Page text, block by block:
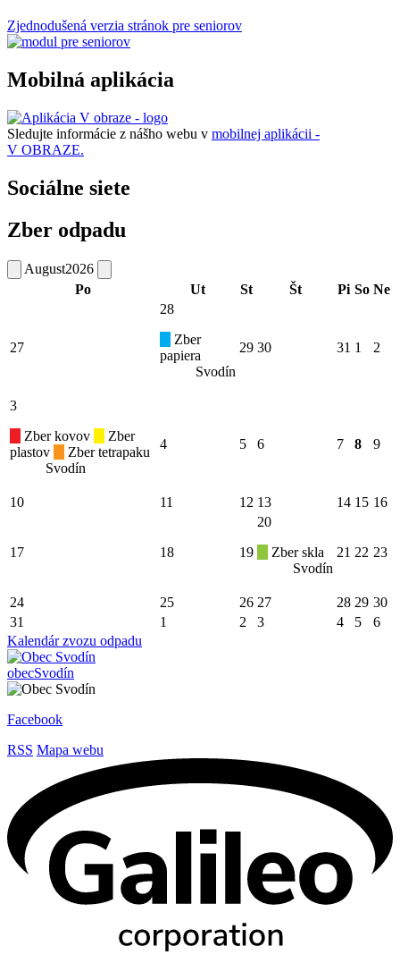
Zjednodušená verzia stránok pre seniorov
Mobilná aplikácia
Sledujte informácie z nášho webu v mobilnej aplikácii -
V OBRAZE.
Sociálne siete
Zber odpadu
August2026
Po
Ut St Št Pi So Ne
27
28
Zber
papiera
Svodín
29 30 31 1 2
3
Zber kovov
Zber
plastov
Zber tetrapaku
Svodín
4 5 6 7 8 9
10 11 12 13 14 15 16
17 18 19
20
Zber skla
Svodín
21 22 23
24 25 26 27 28 29 30
31
1 2 3 4 5
6
Kalendár zvozu odpadu
obecSvodín
Facebook
RSS Mapa webu